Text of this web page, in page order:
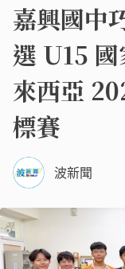
嘉興國中
選 U15
來西亞
標賽
波新聞